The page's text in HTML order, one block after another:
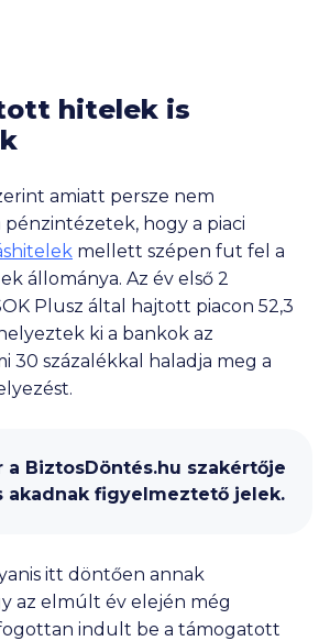
hitelek is
amiatt persze nem
hogy a piaci
mellett szépen fut fel a
állománya. Az év első 2
Plusz által hajtott piacon 52,3
ki a bankok az
30 százalékkal haladja meg a
a BiztosDöntés.hu szakértője
akadnak figyelmeztető jelek.
itt döntően annak
az elmúlt év elején még
indult be a támogatott